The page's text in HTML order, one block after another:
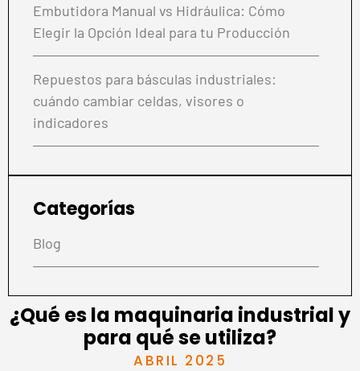
Embutidora Manual vs Hidráulica: Cómo
Elegir la Opción Ideal para tu Producción
Repuestos para básculas industriales:
cuándo cambiar celdas, visores o
indicadores
Categorías
Blog
¿Qué es la maquinaria industrial y
para qué se utiliza?
ABRIL 2025